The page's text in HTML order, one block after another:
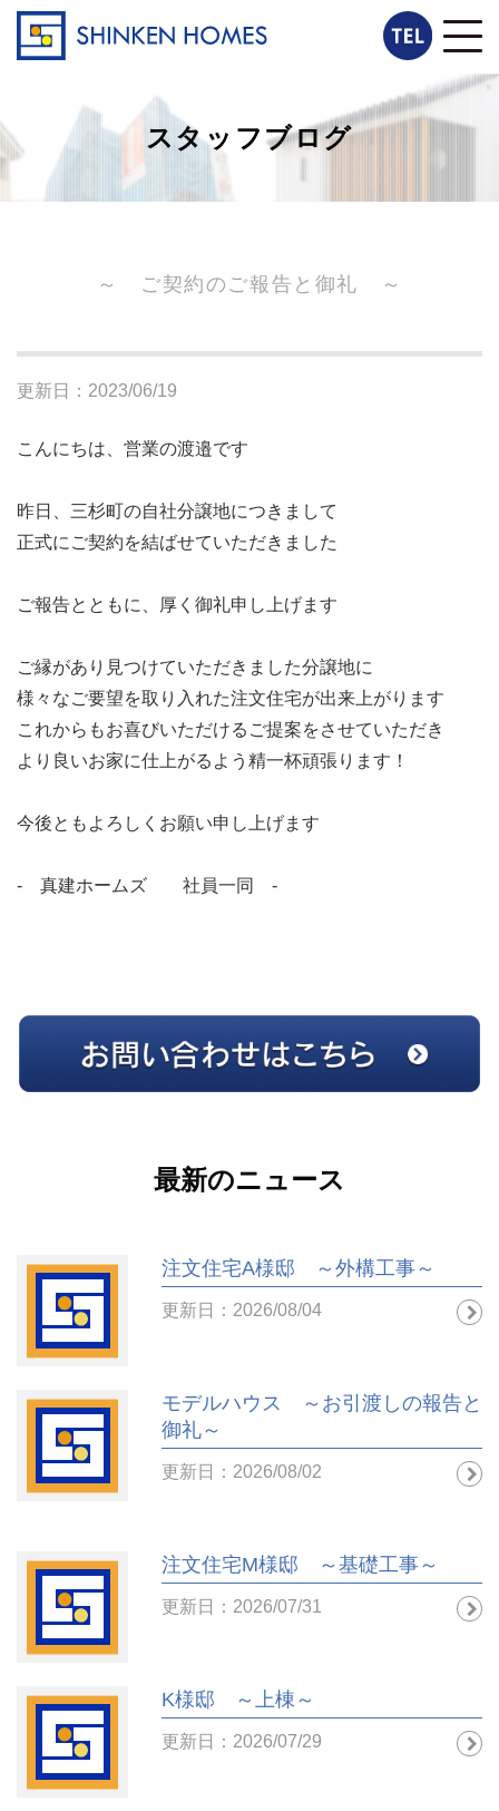
スタッフブログ
～ ご契約のご報告と御礼 ～
更新日：2023/06/19
こんにちは、営業の渡邉です
昨日、三杉町の自社分譲地につきまして
正式にご契約を結ばせていただきました
ご報告とともに、厚く御礼申し上げます
ご縁があり見つけていただきました分譲地に
様々なご要望を取り入れた注文住宅が出来上がります
これからもお喜びいただけるご提案をさせていただき
より良いお家に仕上がるよう精一杯頑張ります！
今後ともよろしくお願い申し上げます
- 真建ホームズ 社員一同 -
最新のニュース
注文住宅A様邸 ～外構工事～
更新日：2026/08/04
モデルハウス ～お引渡しの報告と
御礼～
更新日：2026/08/02
注文住宅M様邸 ～基礎工事～
更新日：2026/07/31
K様邸 ～上棟～
更新日：2026/07/29